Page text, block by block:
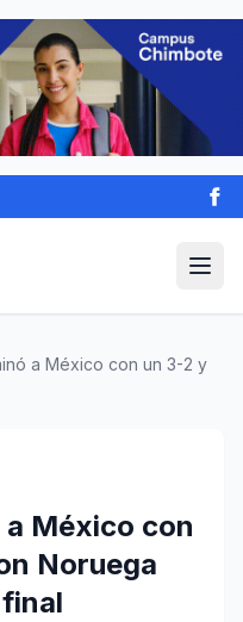
a México con un 3-2 y
México con
Noruega